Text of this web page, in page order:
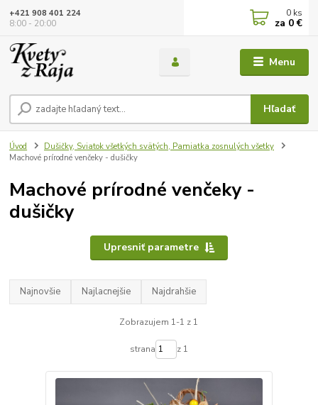
Menu
Hľadať
+421 908 401 224
8:00 - 20:00
0 ks
za 0 €
Úvod
Dušičky, Sviatok všetkých svätých, Pamiatka zosnulých všetky
Machové prírodné venčeky - dušičky
Machové prírodné venčeky -
dušičky
Upresniť parametre
Najnovšie Najlacnejšie Najdrahšie
Zobrazujem 1-1 z 1
strana z 1